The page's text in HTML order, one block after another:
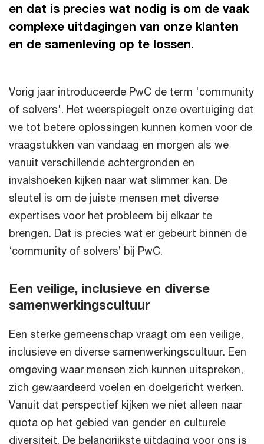
en dat is precies wat nodig is om de vaak
complexe uitdagingen van onze klanten
en de samenleving op te lossen.
Vorig jaar introduceerde PwC de term 'community
of solvers'. Het weerspiegelt onze overtuiging dat
we tot betere oplossingen kunnen komen voor de
vraagstukken van vandaag en morgen als we
vanuit verschillende achtergronden en
invalshoeken kijken naar wat slimmer kan. De
sleutel is om de juiste mensen met diverse
expertises voor het probleem bij elkaar te
brengen. Dat is precies wat er gebeurt binnen de
‘community of solvers’ bij PwC.
Een veilige, inclusieve en diverse
samenwerkingscultuur
Een sterke gemeenschap vraagt om een veilige,
inclusieve en diverse samenwerkingscultuur. Een
omgeving waar mensen zich kunnen uitspreken,
zich gewaardeerd voelen en doelgericht werken.
Vanuit dat perspectief kijken we niet alleen naar
quota op het gebied van gender en culturele
diversiteit. De belangrijkste uitdaging voor ons is